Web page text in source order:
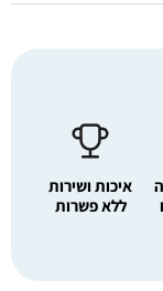
איכות ושירות
ללא פשרות